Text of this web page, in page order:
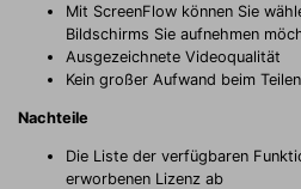
Mit ScreenFlow können Sie
Bildschirms Sie aufnehmen
Ausgezeichnete Videoqualität
Kein großer Aufwand beim
Nachteile
Die Liste der verfügbaren
erworbenen Lizenz ab